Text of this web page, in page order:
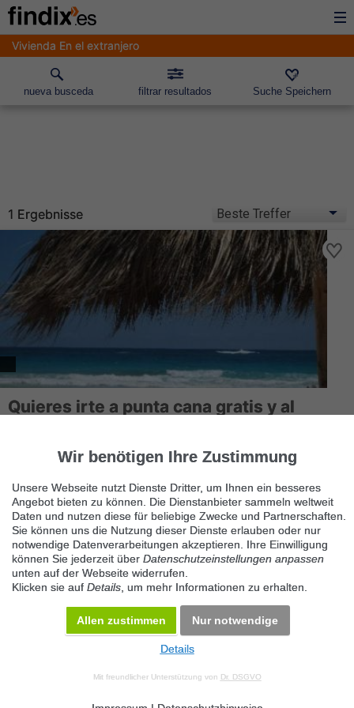
Vivienda En el extranjero
nueva busceda filtrar resultados Suche Speichern
1 Ergebnisse
Quieres irte a punta cana gratis y al
1 cuartos · 50 m²
objetos de lujo. Si, ahora es posible. En http://www.quewin.com
un p...
Datenschutz Impressum Kontakt Datenschutz anpassen Desktop Version
Wir benötigen Ihre Zustimmung
Unsere Webseite nutzt Dienste Dritter, um Ihnen ein besseres
Angebot bieten zu können. Die Dienstanbieter sammeln weltweit
Daten und nutzen diese für beliebige Zwecke und Partnerschaften.
Sie können uns die Nutzung dieser Dienste erlauben oder nur
notwendige Datenverarbeitungen akzeptieren. Ihre Einwilligung
können Sie jederzeit über Datenschutzeinstellungen anpassen
unten auf der Webseite widerrufen.
Klicken sie auf Details , um mehr Informationen zu erhalten.
Allen zustimmen Nur notwendige
Details
Mit freundlicher Unterstützung von Dr. DSGVO